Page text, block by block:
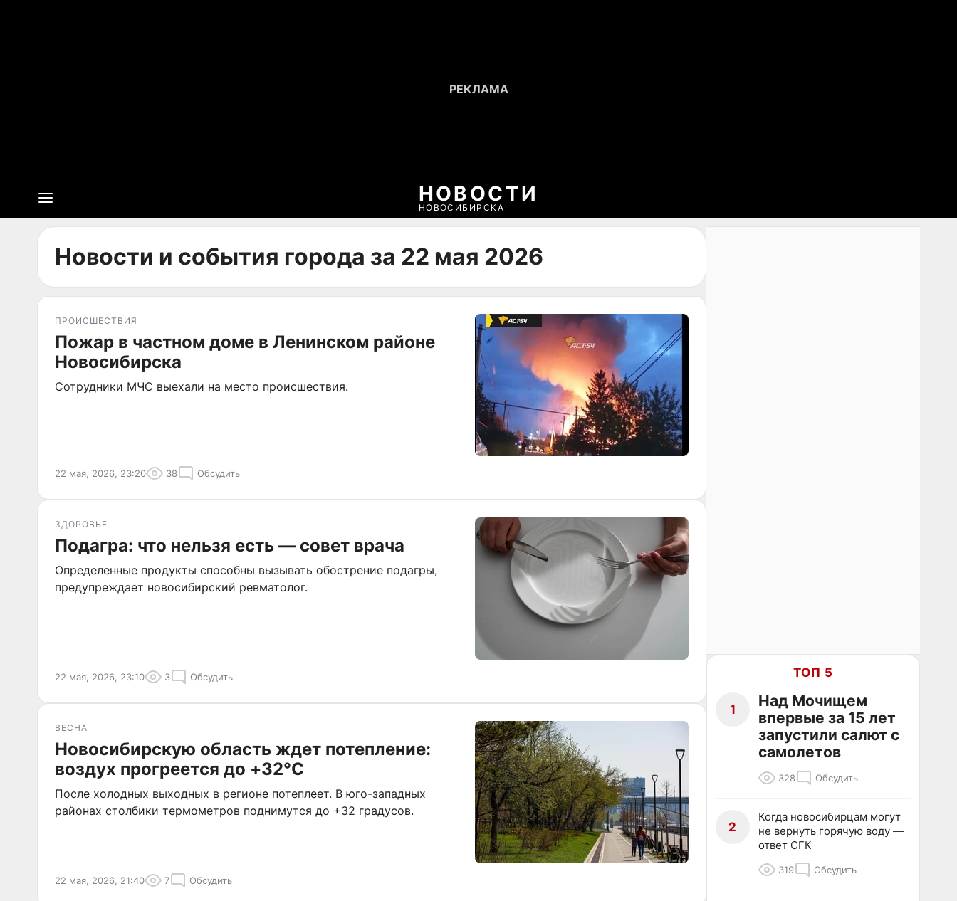
НОВОСТИ
НОВОСИБИРСКА
Новости и события города за 22 мая 2026
ПРОИСШЕСТВИЯ
Пожар в частном доме в Ленинском районе
Новосибирска
Сотрудники МЧС выехали на место происшествия.
22 мая, 2026, 23:20 38 Обсудить
ЗДОРОВЬЕ
Подагра: что нельзя есть — совет врача
Определенные продукты способны вызывать обострение подагры,
предупреждает новосибирский ревматолог.
22 мая, 2026, 23:10 3 Обсудить
ВЕСНА
Новосибирскую область ждет потепление:
воздух прогреется до +32°C
После холодных выходных в регионе потеплеет. В юго-западных
районах столбики термометров поднимутся до +32 градусов.
22 мая, 2026, 21:40 7 Обсудить
ТОП 5
1
Над Мочищем
впервые за 15 лет
запустили салют с
самолетов
328 Обсудить
2
Когда новосибирцам могут
не вернуть горячую воду —
ответ СГК
319 Обсудить